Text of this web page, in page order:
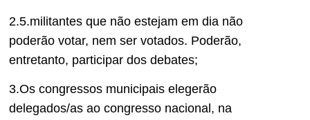
2.5.militantes que não estejam em dia não
poderão votar, nem ser votados. Poderão,
entretanto, participar dos debates;
3.Os congressos municipais elegerão
delegados/as ao congresso nacional, na